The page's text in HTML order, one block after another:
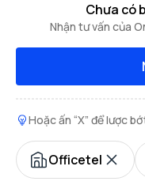
Chưa có
Nhận tư vấn của
Hoặc ấn “X” để lược
Officetel